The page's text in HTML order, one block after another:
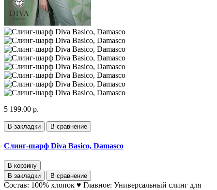
5 199.00 р.
В закладки В сравнение
Слинг-шарф Diva Basico, Damasco
В корзину
В закладки
В сравнение
Состав: 100% хлопок ♥ Главное: Универсальный слинг для